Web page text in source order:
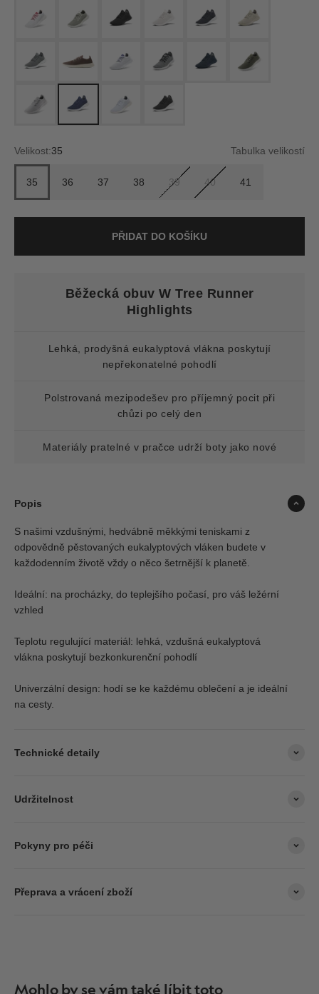
Hazy Cocoa (Stony Cream)
Blizzard/Hazy Cobalt (Blue)
Blizzard/Natural Black (Blizzard)
Velikost:35 Tabulka velikostí
35 36 37 38 39 40 41
PŘIDAT DO KOŠÍKU
Běžecká obuv W Tree Runner
Highlights
Lehká, prodyšná eukalyptová vlákna poskytují
nepřekonatelné pohodlí
Polstrovaná mezipodešev pro příjemný pocit při
chůzi po celý den
Materiály pratelné v pračce udrží boty jako nové
Popis
S našimi vzdušnými, hedvábně měkkými teniskami z
odpovědně pěstovaných eukalyptových vláken budete v
každodenním životě vždy o něco šetrnější k planetě.
Ideální: na procházky, do teplejšího počasí, pro váš ležérní
vzhled
Teplotu regulující materiál: lehká, vzdušná eukalyptová
vlákna poskytují bezkonkurenční pohodlí
Univerzální design: hodí se ke každému oblečení a je ideální
na cesty.
Technické detaily
Udržitelnost
Pokyny pro péči
Přeprava a vrácení zboží
Mohlo by se vám také líbit toto